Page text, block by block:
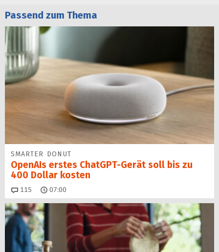
Passend zum Thema
SMARTER DONUT
OpenAIs erstes ChatGPT-Gerät soll bis zu
400 Dollar kosten
115 Kommentare
07:00